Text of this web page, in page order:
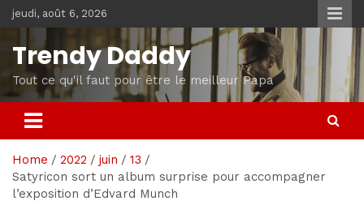
Skip
to
content
jeudi, août 6, 2026
Trendy Daddy
Tout ce qu'il faut pour être le meilleur Papa
Home 2022 juin
13
Satyricon sort un album surprise pour accompagner
l’exposition d’Edvard Munch